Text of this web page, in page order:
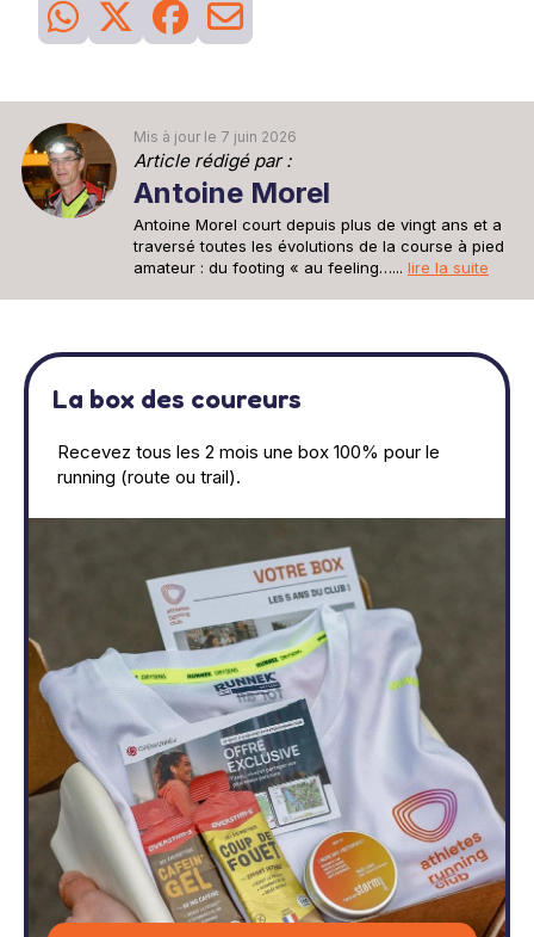
Mis à jour le 7 juin 2026
Article rédigé par :
Antoine Morel
Antoine Morel court depuis plus de vingt ans et a
traversé toutes les évolutions de la course à pied
amateur : du footing « au feeling…... lire la suite
La box des coureurs
Recevez tous les 2 mois une box 100% pour le
running (route ou trail).